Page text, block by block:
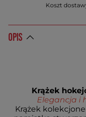
Koszt
OPIS
Krążek
Elegancja i
Krążek